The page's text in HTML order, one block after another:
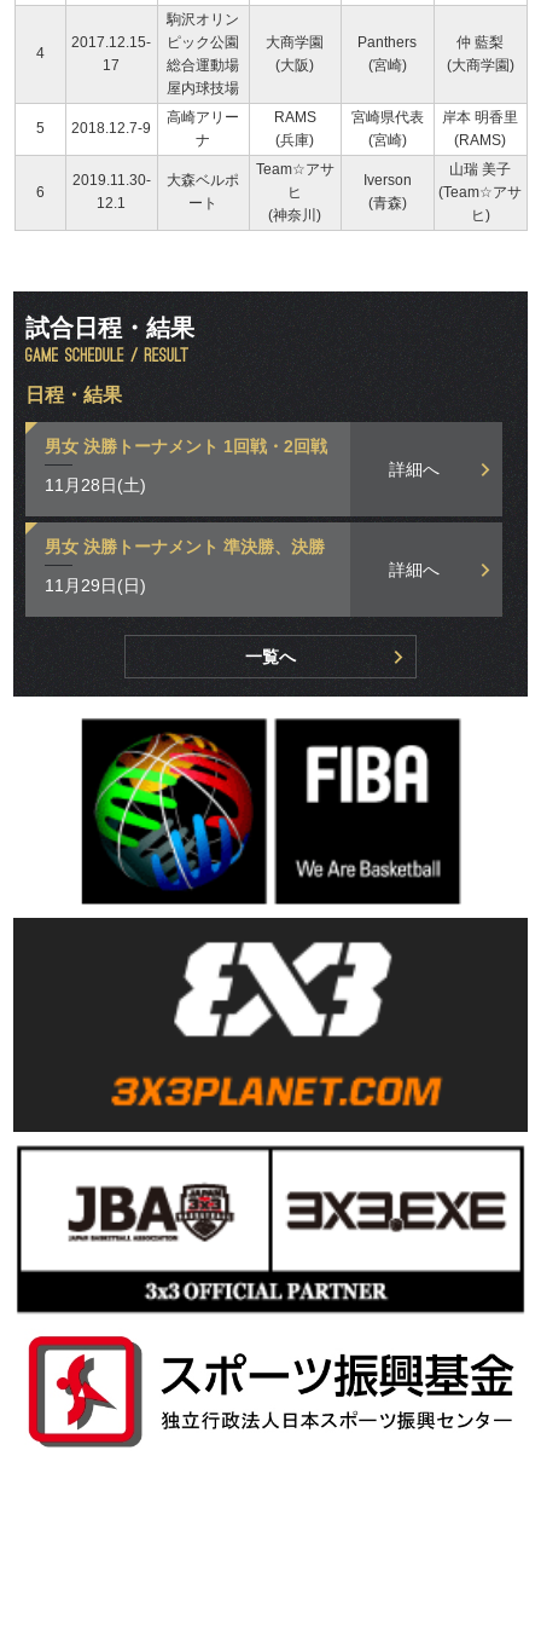
4
2017.12.15-
17
駒沢オリン
ピック公園
総合運動場
屋内球技場
大商学園
(大阪)
Panthers
(宮崎)
仲 藍梨
(大商学園)
5 2018.12.7-9
高崎アリー
ナ
RAMS
(兵庫)
宮崎県代表
(宮崎)
岸本 明香里
(RAMS)
6
2019.11.30-
12.1
大森ベルポ
ート
Team☆アサ
ヒ
(神奈川)
Iverson
(青森)
山瑞 美子
(Team☆アサ
ヒ)
試合日程・結果
日程・結果
男女 決勝トーナメント 1回戦・2回戦
11月28日(土)
詳細へ
男女 決勝トーナメント 準決勝、決勝
11月29日(日)
詳細へ
一覧へ